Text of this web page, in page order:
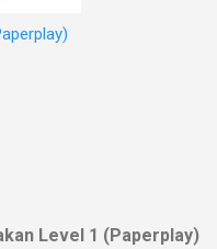
Level 1 (Paperplay)